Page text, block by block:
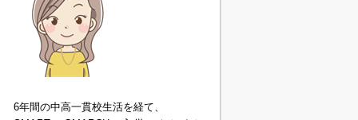
6年間の中高一貫校生活を経て、